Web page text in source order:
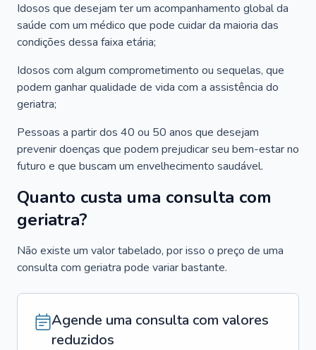
Idosos que desejam ter um acompanhamento global da
saúde com um médico que pode cuidar da maioria das
condições dessa faixa etária;
Idosos com algum comprometimento ou sequelas, que
podem ganhar qualidade de vida com a assistência do
geriatra;
Pessoas a partir dos 40 ou 50 anos que desejam
prevenir doenças que podem prejudicar seu bem-estar no
futuro e que buscam um envelhecimento saudável.
Quanto custa uma consulta com
geriatra?
Não existe um valor tabelado, por isso o preço de uma
consulta com geriatra pode variar bastante.
Agende uma consulta com valores
reduzidos